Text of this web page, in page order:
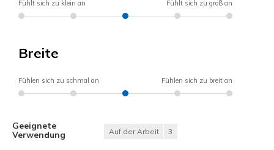
Fühlt sich zu klein an Fühlt sich zu groß an
Breite
Fühlen sich zu schmal an Fühlen sich zu breit an
Geeignete
Verwendung
Auf der Arbeit 3